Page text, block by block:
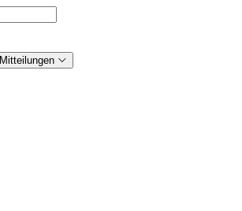
Mitteilungen